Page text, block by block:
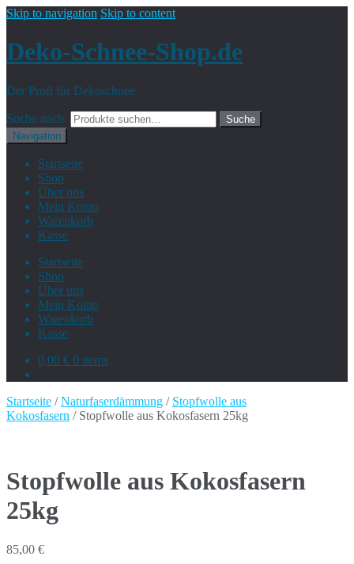
Skip to navigation Skip to content
Deko-Schnee-Shop.de
Der Profi für Dekoschnee
Suche nach:
Suche
Navigation
Startseite
Shop
Über uns
Mein Konto
Warenkorb
Kasse
Startseite
Shop
Über uns
Mein Konto
Warenkorb
Kasse
0,00 € 0 items
Startseite /Naturfaserdämmung / Stopfwolle aus
Kokosfasern / Stopfwolle aus Kokosfasern 25kg
Stopfwolle aus Kokosfasern
25kg
85,00 €